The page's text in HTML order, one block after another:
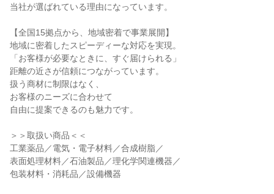
当社が選ばれている理由になっています。
【全国15拠点から、地域密着で事業展開】
地域に密着したスピーディーな対応を実現。
「お客様が必要なときに、すぐ届けられる」
距離の近さが信頼につながっています。
扱う商材に制限はなく、
お客様のニーズに合わせて
自由に提案できるのも魅力です。
＞＞取扱い商品＜＜
工業薬品／電気・電子材料／合成樹脂／
表面処理材料／石油製品／理化学関連機器／
包装材料・消耗品／設備機器